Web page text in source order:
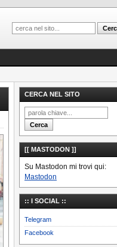
CERCA NEL SITO
[[ MASTODON ]]
Su Mastodon mi trovi qui:
Mastodon
:: I SOCIAL ::
Telegram
Facebook